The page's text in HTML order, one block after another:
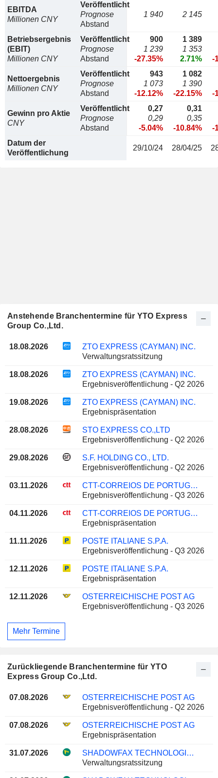
EBITDA
Millionen CNY
Veröffentlicht
Prognose
Abstand
1 940 2 145
Betriebsergebnis
(EBIT)
Millionen CNY
Veröffentlicht
Prognose
Abstand
900
1 239
-27.35%
1 389
1 353
2.71%
-
Nettoergebnis
Millionen CNY
Veröffentlicht
Prognose
Abstand
943
1 073
-12.12%
1 082
1 390
-22.15%
-
Gewinn pro Aktie
CNY
Veröffentlicht
Prognose
Abstand
0,27
0,29
-5.04%
0,31
0,35
-10.84%
-
Datum der
Veröffentlichung
29/10/24 28/04/25
Anstehende Branchentermine für YTO Express
Group Co.,Ltd.
18.08.2026
ZTO EXPRESS (CAYMAN) INC.
Verwaltungsratssitzung
18.08.2026
ZTO EXPRESS (CAYMAN) INC.
Ergebnisveröffentlichung - Q2 2026
19.08.2026
ZTO EXPRESS (CAYMAN) INC.
Ergebnispräsentation
28.08.2026
STO EXPRESS CO.,LTD
Ergebnisveröffentlichung - Q2 2026
29.08.2026
S.F. HOLDING CO., LTD.
Ergebnisveröffentlichung - Q2 2026
03.11.2026
CTT-CORREIOS DE PORTUGAL, S.A.
Ergebnisveröffentlichung - Q3 2026
04.11.2026
CTT-CORREIOS DE PORTUGAL, S.A.
Ergebnispräsentation
11.11.2026
POSTE ITALIANE S.P.A.
Ergebnisveröffentlichung - Q3 2026
12.11.2026
POSTE ITALIANE S.P.A.
Ergebnispräsentation
12.11.2026
OSTERREICHISCHE POST AG
Ergebnisveröffentlichung - Q3 2026
Mehr Termine
Zurückliegende Branchentermine für YTO
Express Group Co.,Ltd.
07.08.2026
OSTERREICHISCHE POST AG
Ergebnisveröffentlichung - Q2 2026
07.08.2026
OSTERREICHISCHE POST AG
Ergebnispräsentation
31.07.2026
SHADOWFAX TECHNOLOGIES LIMITED
Verwaltungsratssitzung